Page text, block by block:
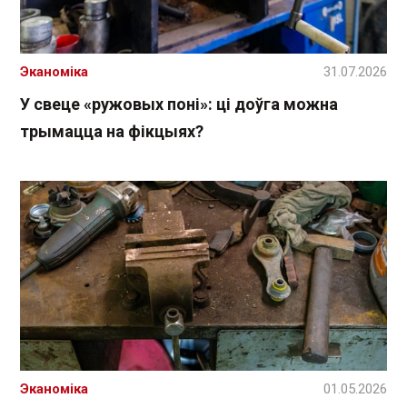
У свеце «ружовых поні»: ці доўга можна
трымацца на фікцыях?
Эканоміка 31.07.2026
Эканоміка 01.05.2026